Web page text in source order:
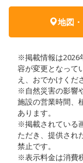
地図
※掲載情報は2026
容が変更となって
え、おでかけくだ
※自然災害の影響
施設の営業時間、
あります。
※掲載されている
ただき、提供され
禁止です。
※表示料金は消費